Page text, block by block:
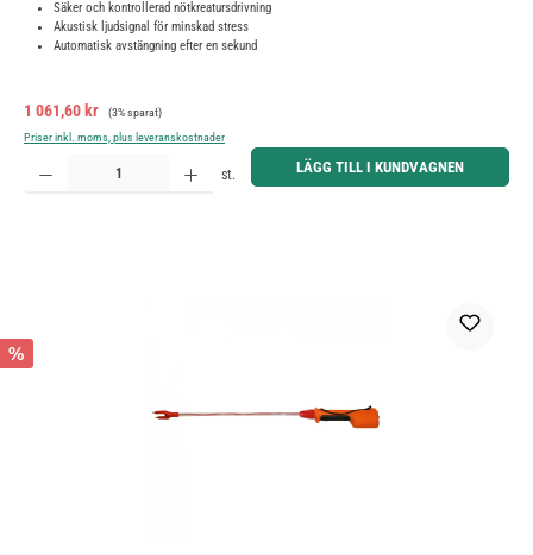
Säker och kontrollerad nötkreatursdrivning
Akustisk ljudsignal för minskad stress
Automatisk avstängning efter en sekund
Försäljningspris:
1 061,60 kr Ordinarie pris:
(3% sparat)
Priser inkl. moms, plus leveranskostnader
Produktkvantitet: Ange önskat belopp eller använd knapparna för att öka eller minska kvantiteten.
st. LÄGG TILL I KUNDVAGNEN
%